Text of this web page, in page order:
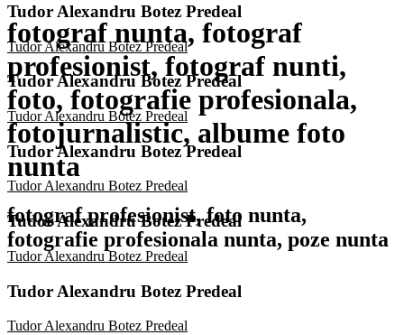
Tudor Alexandru Botez Predeal
Tudor Alexandru Botez Predeal
Tudor Alexandru Botez Predeal
Tudor Alexandru Botez Predeal
Tudor Alexandru Botez Predeal
Tudor Alexandru Botez Predeal
Tudor Alexandru Botez Predeal
Tudor Alexandru Botez Predeal
Tudor Alexandru Botez Predeal
Tudor Alexandru Botez Predeal
fotograf nunta, fotograf
profesionist, fotograf nunti,
foto, fotografie profesionala,
fotojurnalistic, albume foto
nunta
fotograf profesionist, foto nunta,
fotografie profesionala nunta, poze nunta